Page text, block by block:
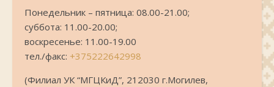
Понедельник – пятница: 08.00-21.00;
суббота: 11.00-20.00;
воскресенье: 11.00-19.00
тел./факс: +375222642998
(Филиал УК “МГЦКиД”, 212030 г.Могилев,